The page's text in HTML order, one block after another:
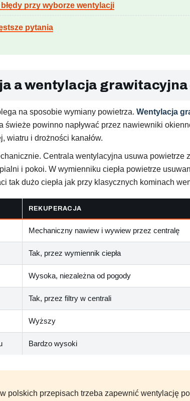
przy wyborze wentylacji
pytania
a wentylacja grawitacyjna
na sposobie wymiany powietrza. Wentylacja
świeże powinno napływać przez nawiewniki
wiatru i drożności kanałów.
Centrala wentylacyjna usuwa
i pokoi. W wymienniku ciepła powietrze
tak dużo ciepła jak przy klasycznych kominach
REKUPERACJA
Mechaniczny nawiew i wywiew przez centralę
Tak, przez wymiennik ciepła
Wysoka, niezależna od pogody
Tak, przez filtry w centrali
Wyższy
Bardzo wysoki
w polskich przepisach trzeba zapewnić wentylację